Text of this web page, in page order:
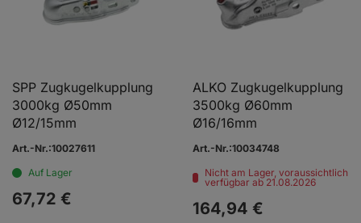
SPP Zugkugelkupplung
3000kg Ø50mm
Ø12/15mm
Art.-Nr.:10027611
Auf Lager
67,72 €
ALKO Zugkugelkupplung
3500kg Ø60mm
Ø16/16mm
Art.-Nr.:10034748
Nicht am Lager, voraussichtlich
verfügbar ab 21.08.2026
164,94 €